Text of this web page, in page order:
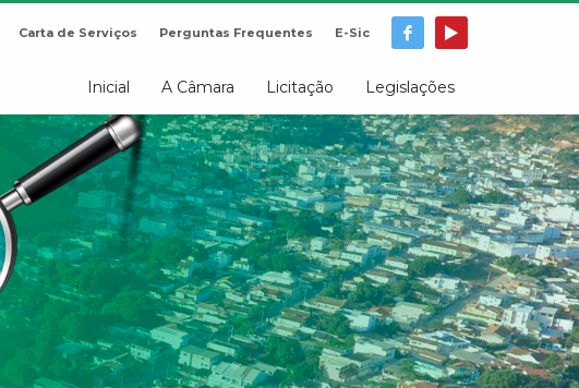
Carta de Serviços Perguntas Frequentes E-Sic
Inicial A Câmara Licitação Legislações